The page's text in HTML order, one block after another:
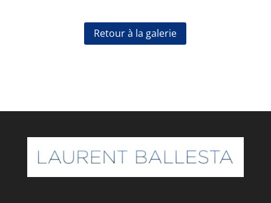
Retour à la galerie